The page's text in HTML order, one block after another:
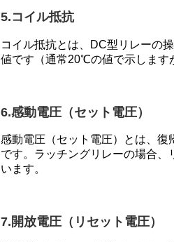
5.コイル抵抗
コイル抵抗とは、DC型リレーの
値です（通常20℃の値で示します
6.感動電圧（セット電圧）
感動電圧（セット電圧）とは、
です。ラッチングリレーの場合
います。
7.開放電圧（リセット電圧）